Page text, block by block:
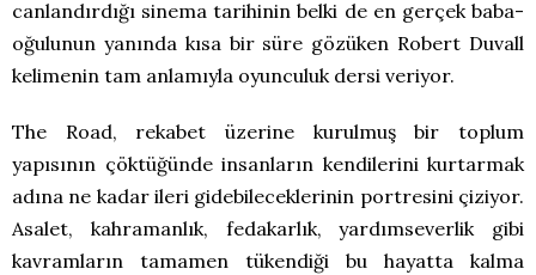
canlandırdığı sinema tarihinin belki de en gerçek baba-
oğulunun yanında kısa bir süre gözüken Robert Duvall
kelimenin tam anlamıyla oyunculuk dersi veriyor.
The Road, rekabet üzerine kurulmuş bir toplum
yapısının çöktüğünde insanların kendilerini kurtarmak
adına ne kadar ileri gidebileceklerinin portresini çiziyor.
Asalet, kahramanlık, fedakarlık, yardımseverlik gibi
kavramların tamamen tükendiği bu hayatta kalma